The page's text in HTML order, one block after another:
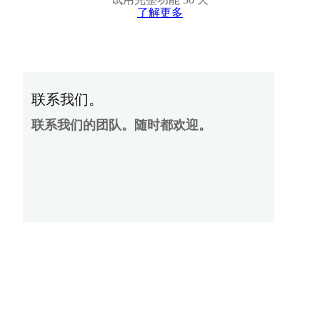
了解更多
联系我们。
联系我们的团队。随时都欢迎。